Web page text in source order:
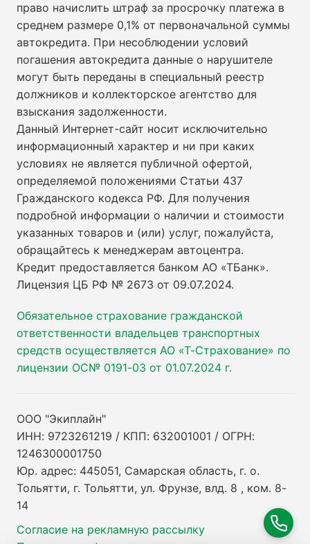
право начислить штраф за просрочку платежа в
среднем размере 0,1% от первоначальной суммы
автокредита. При несоблюдении условий
погашения автокредита данные о нарушителе
могут быть переданы в специальный реестр
должников и коллекторское агентство для
взыскания задолженности.
Данный Интернет-сайт носит исключительно
информационный характер и ни при каких
условиях не является публичной офертой,
определяемой положениями Статьи 437
Гражданского кодекса РФ. Для получения
подробной информации о наличии и стоимости
указанных товаров и (или) услуг, пожалуйста,
обращайтесь к менеджерам автоцентра.
Кредит предоставляется банком АО «ТБанк».
Лицензия ЦБ РФ № 2673 от 09.07.2024.
Обязательное страхование гражданской
ответственности владельцев транспортных
средств осуществляется АО «Т-Страхование» по
лицензии ОС№ 0191-03 от 01.07.2024 г.
ООО "Экиплайн"
ИНН: 9723261219 / КПП: 632001001 / ОГРН:
1246300001750
Юр. адрес: 445051, Самарская область, г. о.
Тольятти, г. Тольятти, ул. Фрунзе, влд. 8 , ком. 8-
14
Согласие на рекламную рассылку